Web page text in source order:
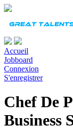
Accueil
Jobboard
Connexion
S'enregistrer
Chef De
Business